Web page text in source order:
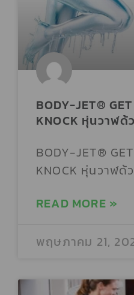
ANNA CLINIC (สาขาเซ็น
ANON CLINIC
APEX BEAUTY (สาขาพัทย
APEX MEDICAL
ภูเก็ต)
APEX MEDICAL
APEX PROFOUND
BODY-JET®
KNOCK หุ่นวาฬ
BODY-JET®
KNOCK หุ่นวาฬด้
READ MORE »
พฤษภาคม 21,